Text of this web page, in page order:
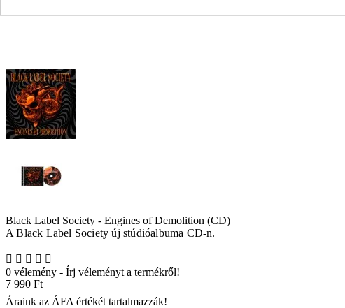
Black Label Society - Engines of Demolition (CD)
A Black Label Society új stúdióalbuma CD-n.
0 vélemény - Írj véleményt a termékről!
7 990 Ft
Áraink az ÁFA értékét tartalmazzák!